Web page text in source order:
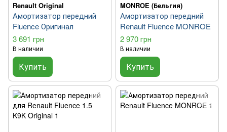
Renault Original
Амортизатор передний
Fluence Оригинал
3 691 грн
В наличии
Купить
MONROE (Бельгия)
Амортизатор передний
Renault Fluence MONROE
2 970 грн
В наличии
Купить